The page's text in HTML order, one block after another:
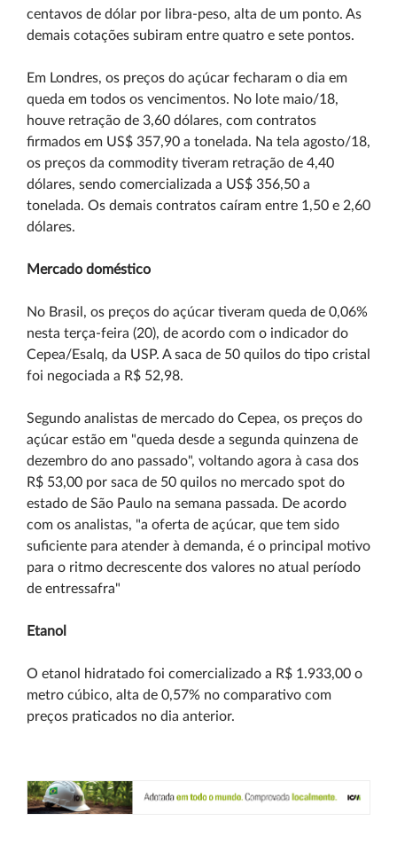
centavos de dólar por libra-peso, alta de um ponto. As
demais cotações subiram entre quatro e sete pontos.
Em Londres, os preços do açúcar fecharam o dia em
queda em todos os vencimentos. No lote maio/18,
houve retração de 3,60 dólares, com contratos
firmados em US$ 357,90 a tonelada. Na tela agosto/18,
os preços da commodity tiveram retração de 4,40
dólares, sendo comercializada a US$ 356,50 a
tonelada. Os demais contratos caíram entre 1,50 e 2,60
dólares.
Mercado doméstico
No Brasil, os preços do açúcar tiveram queda de 0,06%
nesta terça-feira (20), de acordo com o indicador do
Cepea/Esalq, da USP. A saca de 50 quilos do tipo cristal
foi negociada a R$ 52,98.
Segundo analistas de mercado do Cepea, os preços do
açúcar estão em "queda desde a segunda quinzena de
dezembro do ano passado", voltando agora à casa dos
R$ 53,00 por saca de 50 quilos no mercado spot do
estado de São Paulo na semana passada. De acordo
com os analistas, "a oferta de açúcar, que tem sido
suficiente para atender à demanda, é o principal motivo
para o ritmo decrescente dos valores no atual período
de entressafra"
Etanol
O etanol hidratado foi comercializado a R$ 1.933,00 o
metro cúbico, alta de 0,57% no comparativo com
preços praticados no dia anterior.